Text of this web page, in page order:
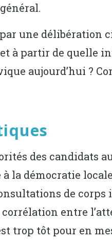
une
à partir de quelle
aujourd’hui ?
des candidats
la démocratie
de corps
corrélation entre
trop tôt pour en